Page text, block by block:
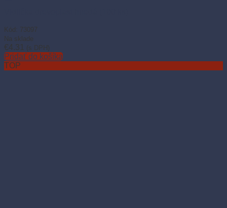
Kód: 73097
Na sklade
€4.31 (s DPH)
Pridať do košíka
TOP